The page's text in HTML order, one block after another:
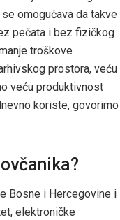
omogućava da takve
pečata i bez fizičkog
troškove
prostora, veću
veću produktivnost
koriste, govorimo
Bosne i Hercegovine i
elektroničke